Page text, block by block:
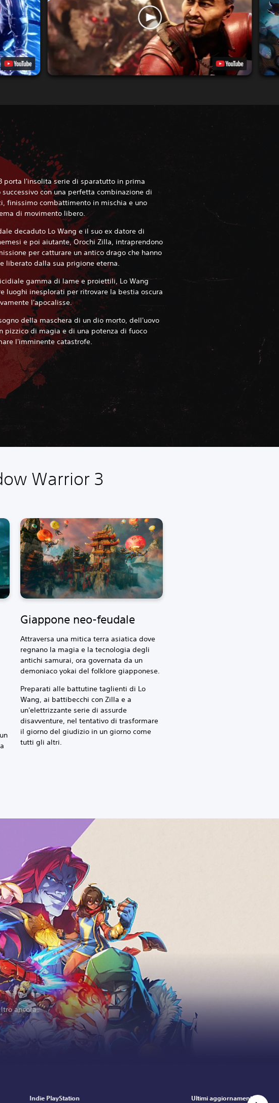
porta l'insolita serie di sparatutto in prima
con una perfetta combinazione di
finissimo combattimento in mischia e uno
di movimento libero.
decaduto Lo Wang e il suo ex datore di
e poi aiutante, Orochi Zilla, intraprendono
per catturare un antico drago che hanno
liberato dalla sua prigione eterna.
gamma di lame e proiettili, Lo Wang
luoghi inesplorati per ritrovare la bestia oscura
l'apocalisse.
della maschera di un dio morto, dell'uovo
pizzico di magia e di una potenza di fuoco
l'imminente catastrofe.
Warrior 3
Giappone neo-feudale
Attraversa una mitica terra asiatica dove
regnano la magia e la tecnologia degli
antichi samurai, ora governata da un
demoniaco yokai del folklore giapponese.
Preparati alle battutine taglienti di Lo
Wang, ai battibecchi con Zilla e a
un'elettrizzante serie di assurde
disavventure, nel tentativo di trasformare
il giorno del giudizio in un giorno come
tutti gli altri.
ancora.
Indie PlayStation Ultimi aggiornamenti